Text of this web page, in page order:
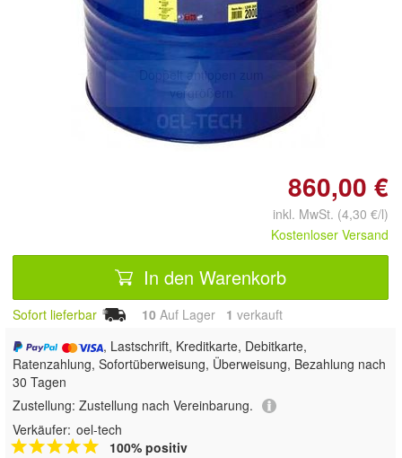
Doppelt antippen zum
vergrößern
860,00 €
inkl. MwSt. (4,30 €/l)
Kostenloser Versand
In den Warenkorb
Sofort lieferbar 10 Auf Lager 1 verkauft
, Lastschrift, Kreditkarte, Debitkarte,
Ratenzahlung, Sofortüberweisung, Überweisung, Bezahlung nach
30 Tagen
Zustellung: Zustellung nach Vereinbarung.
Verkäufer: oel-tech
100% positiv